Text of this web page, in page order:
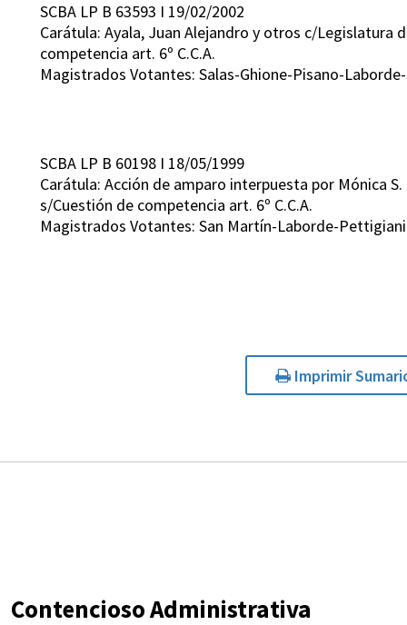
SCBA LP B 63593 I 19/02/2002
Carátula: Ayala, Juan Alejandro y otros c/Legislatura
competencia art. 6º C.C.A.
Magistrados Votantes: Salas-Ghione-Pisano-
SCBA LP B 60198 I 18/05/1999
Carátula: Acción de amparo interpuesta por Mónica
s/Cuestión de competencia art. 6º C.C.A.
Magistrados Votantes: San Martín-Laborde-
Imprimir
Contencioso Administrativa